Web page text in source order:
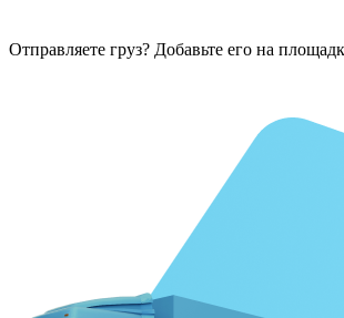
Отправляете груз? Добавьте его на